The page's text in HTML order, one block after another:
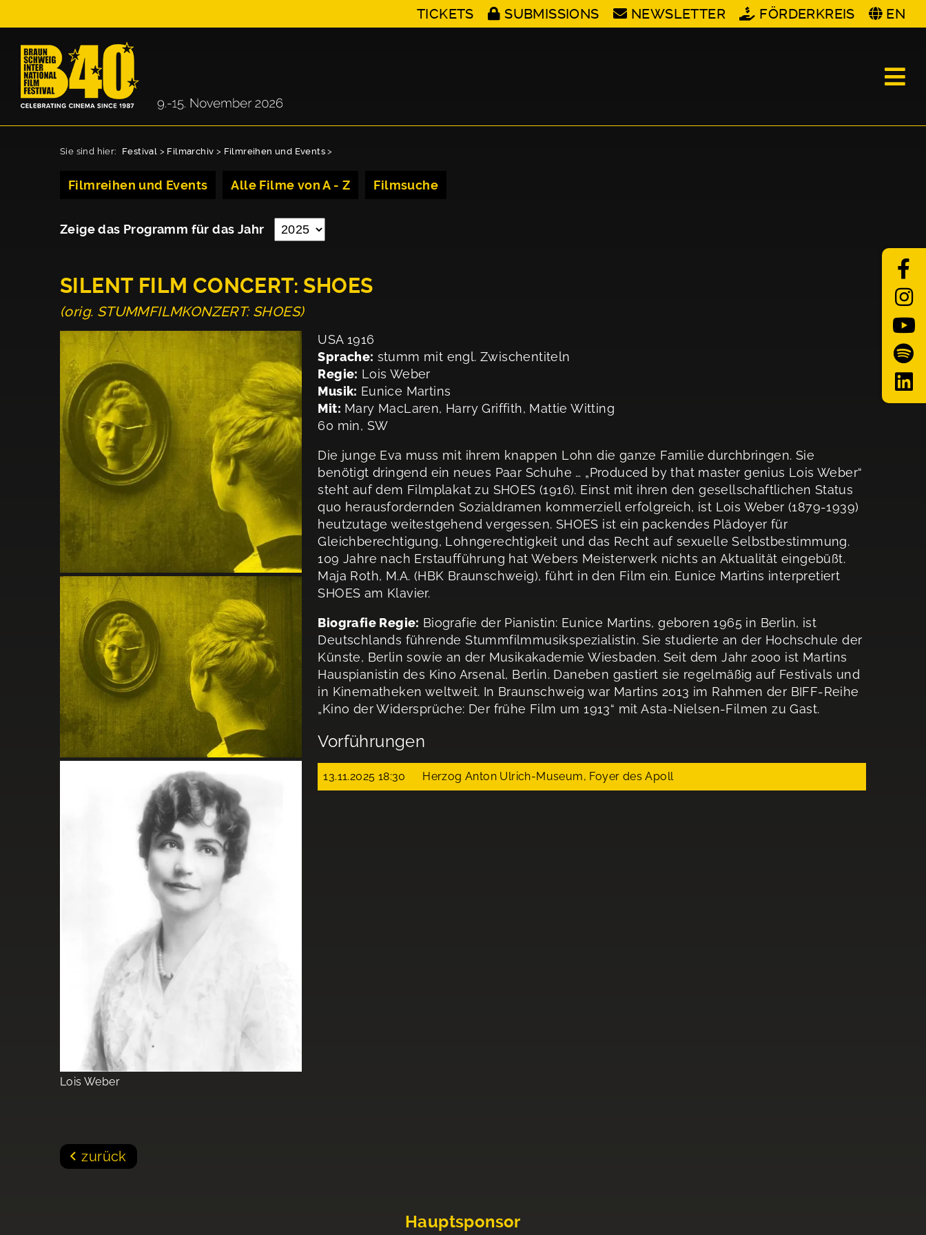
TICKETS SUBMISSIONS NEWSLETTER FÖRDERKREIS EN
Sie sind hier: Festival > Filmarchiv > Filmreihen und Events >
Filmreihen und Events Alle Filme von A - Z Filmsuche
Zeige das Programm für das Jahr
SILENT FILM CONCERT: SHOES
(orig. STUMMFILMKONZERT: SHOES)
Lois Weber
USA 1916
Sprache: stumm mit engl. Zwischentiteln
Regie: Lois Weber
Musik: Eunice Martins
Mit: Mary MacLaren, Harry Griffith, Mattie Witting
60 min, SW
Die junge Eva muss mit ihrem knappen Lohn die ganze Familie durchbringen. Sie
benötigt dringend ein neues Paar Schuhe … „Produced by that master genius Lois Weber“
steht auf dem Filmplakat zu SHOES (1916). Einst mit ihren den gesellschaftlichen Status
quo herausfordernden Sozialdramen kommerziell erfolgreich, ist Lois Weber (1879-1939)
heutzutage weitestgehend vergessen. SHOES ist ein packendes Plädoyer für
Gleichberechtigung, Lohngerechtigkeit und das Recht auf sexuelle Selbstbestimmung.
109 Jahre nach Erstaufführung hat Webers Meisterwerk nichts an Aktualität eingebüßt.
Maja Roth, M.A. (HBK Braunschweig), führt in den Film ein. Eunice Martins interpretiert
SHOES am Klavier.
Biografie Regie: Biografie der Pianistin: Eunice Martins, geboren 1965 in Berlin, ist
Deutschlands führende Stummfilmmusikspezialistin. Sie studierte an der Hochschule der
Künste, Berlin sowie an der Musikakademie Wiesbaden. Seit dem Jahr 2000 ist Martins
Hauspianistin des Kino Arsenal, Berlin. Daneben gastiert sie regelmäßig auf Festivals und
in Kinematheken weltweit. In Braunschweig war Martins 2013 im Rahmen der BIFF-Reihe
„Kino der Widersprüche: Der frühe Film um 1913“ mit Asta-Nielsen-Filmen zu Gast.
Vorführungen
13.11.2025 18:30 Herzog Anton Ulrich-Museum, Foyer des Apoll
zurück
Hauptsponsor